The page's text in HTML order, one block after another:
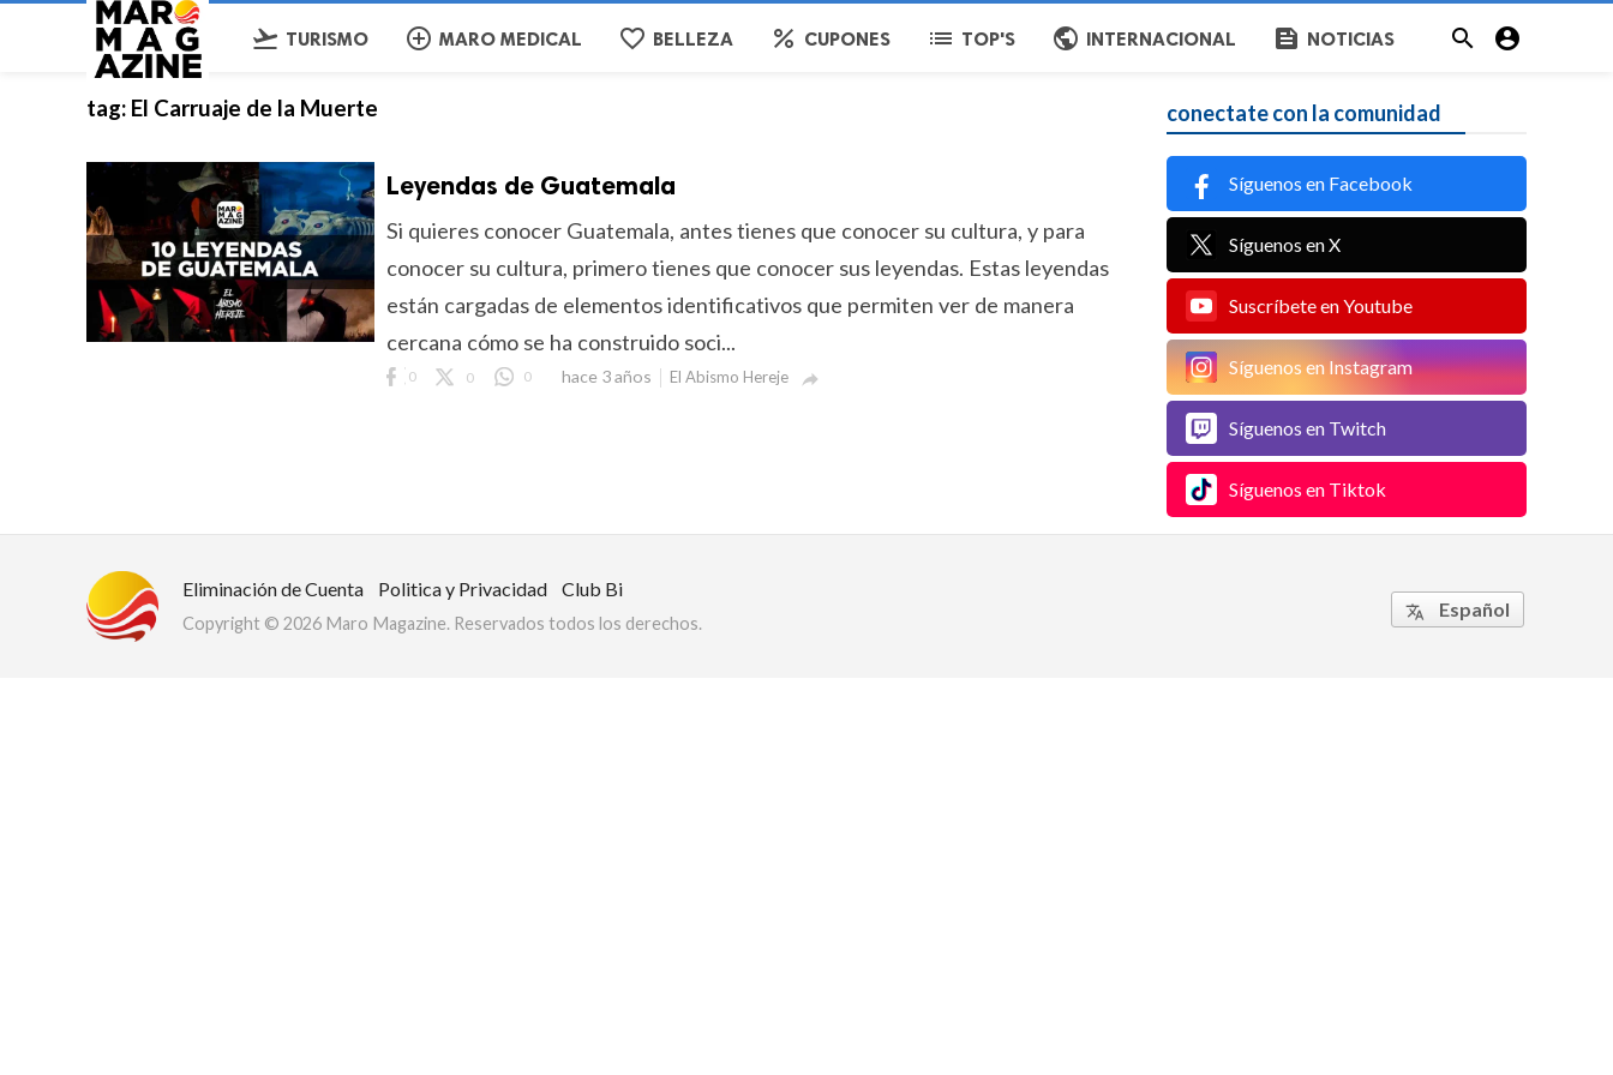
flight_takeoff TURISMO add_circle_outline MARO MEDICAL favorite_border BELLEZA percent CUPONES list TOP'S public INTERNACIONAL feed NOTICIAS  
tag: El Carruaje de la Muerte
Leyendas de Guatemala
Si quieres conocer Guatemala, antes tienes que conocer su cultura, y para
conocer su cultura, primero tienes que conocer sus leyendas. Estas leyendas
están cargadas de elementos identificativos que permiten ver de manera
cercana cómo se ha construido soci...
0 0 0 hace 3 años El Abismo Hereje 
conectate con la comunidad
Síguenos en Facebook
Síguenos en X
Suscríbete en Youtube
Síguenos en Instagram
Síguenos en Twitch
Síguenos en Tiktok
Eliminación de Cuenta Politica y Privacidad Club Bi
Copyright © 2026 Maro Magazine. Reservados todos los derechos.
 Español